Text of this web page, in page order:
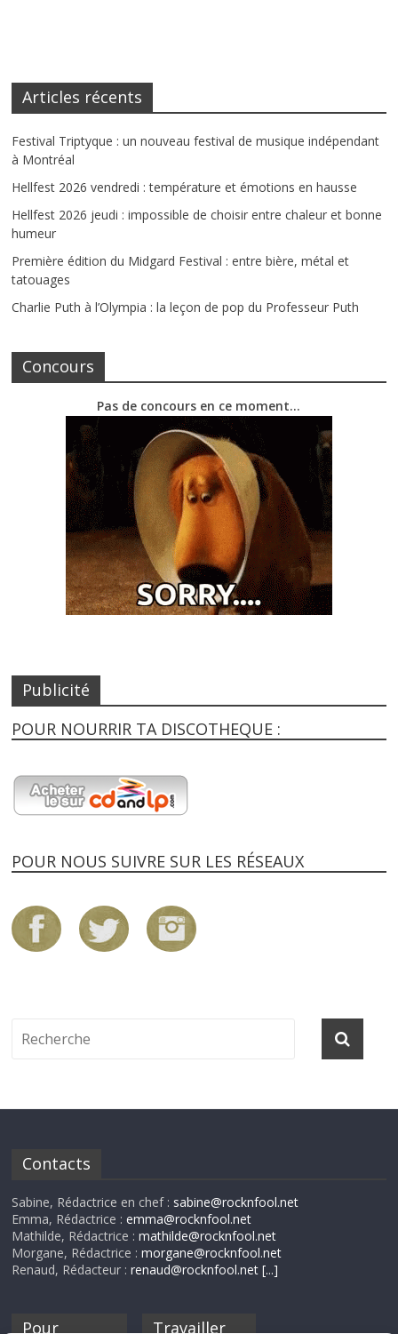
Articles récents
Festival Triptyque : un nouveau festival de musique indépendant
à Montréal
Hellfest 2026 vendredi : température et émotions en hausse
Hellfest 2026 jeudi : impossible de choisir entre chaleur et bonne
humeur
Première édition du Midgard Festival : entre bière, métal et
tatouages
Charlie Puth à l’Olympia : la leçon de pop du Professeur Puth
Concours
Pas de concours en ce moment…
Publicité
POUR NOURRIR TA DISCOTHEQUE :
POUR NOUS SUIVRE SUR LES RÉSEAUX
Contacts
Sabine, Rédactrice en chef : sabine@rocknfool.net
Emma, Rédactrice :emma@rocknfool.net
Mathilde, Rédactrice :mathilde@rocknfool.net
Morgane, Rédactrice :morgane@rocknfool.net
Renaud, Rédacteur :renaud@rocknfool.net [...]
Pour Travailler